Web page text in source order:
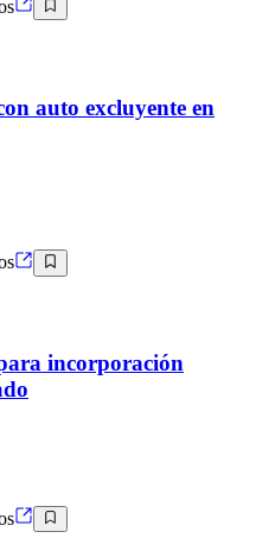
auto excluyente en
incorporación